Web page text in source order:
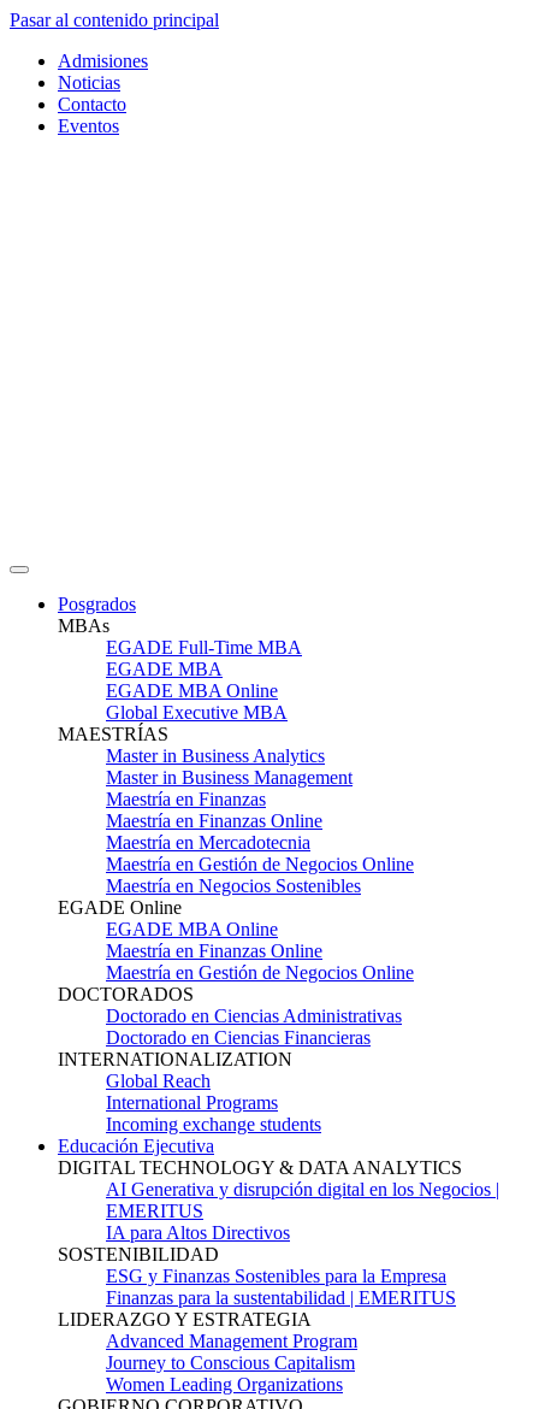
Pasar al contenido principal
Admisiones
Noticias
Contacto
Eventos
Posgrados
MBAs
EGADE Full-Time MBA
EGADE MBA
EGADE MBA Online
Global Executive MBA
MAESTRÍAS
Master in Business Analytics
Master in Business Management
Maestría en Finanzas
Maestría en Finanzas Online
Maestría en Mercadotecnia
Maestría en Gestión de Negocios Online
Maestría en Negocios Sostenibles
EGADE Online
EGADE MBA Online
Maestría en Finanzas Online
Maestría en Gestión de Negocios Online
DOCTORADOS
Doctorado en Ciencias Administrativas
Doctorado en Ciencias Financieras
INTERNATIONALIZATION
Global Reach
International Programs
Incoming exchange students
Educación Ejecutiva
DIGITAL TECHNOLOGY & DATA ANALYTICS
AI Generativa y disrupción digital en los Negocios |
EMERITUS
IA para Altos Directivos
SOSTENIBILIDAD
ESG y Finanzas Sostenibles para la Empresa
Finanzas para la sustentabilidad | EMERITUS
LIDERAZGO Y ESTRATEGIA
Advanced Management Program
Journey to Conscious Capitalism
Women Leading Organizations